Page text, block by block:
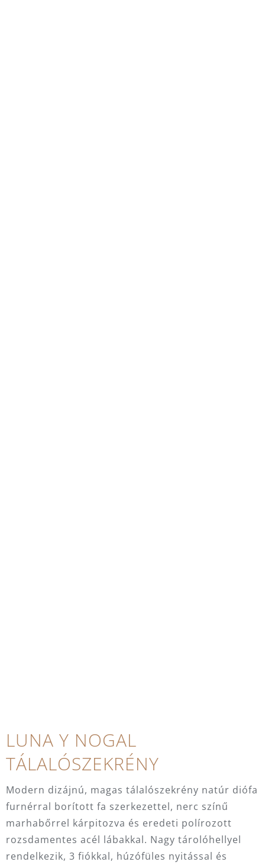
LUNA Y NOGAL
TÁLALÓSZEKRÉNY
Modern dizájnú, magas tálalószekrény natúr diófa
furnérral borított fa szerkezettel, nerc színű
marhabőrrel kárpitozva és eredeti polírozott
rozsdamentes acél lábakkal. Nagy tárolóhellyel
rendelkezik, 3 fiókkal, húzófüles nyitással és